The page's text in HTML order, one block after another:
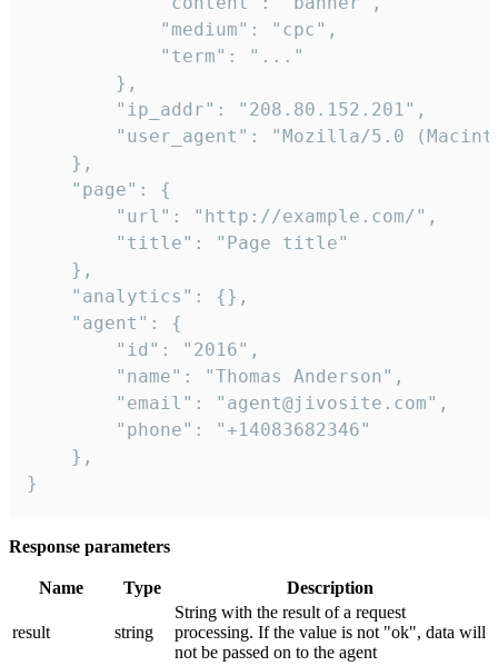
            "medium": "cpc",
            "term": "..."
        },
        "ip_addr": "208.80.152.201",
"user_agent": "Mozilla/5.0
    },
    "page": {
        "url": "http://example.com/",
        "title": "Page title"
    },
    "analytics": {},
    "agent": {
        "id": "2016",
        "name": "Thomas Anderson",
        "email": "agent@jivosite.com",
        "phone": "+14083682346"
    },
}
Response parameters
Name Type Description
result string
String with the result of a request
processing. If the value is not "ok", data will
not be passed on to the agent